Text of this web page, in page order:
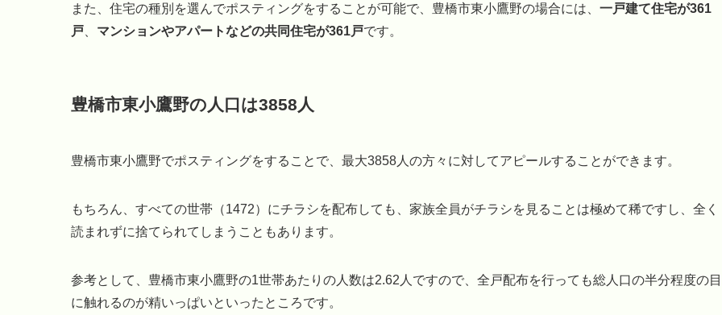
また、住宅の種別を選んでポスティングをすることが可能で、豊橋市東小鷹野の場合には、 一戸建て住宅が361
戸
マンションやアパートなどの共同住宅が361戸です。
豊橋市東小鷹野の人口は3858人
豊橋市東小鷹野でポスティングをすることで、最大3858人の方々に対してアピールすることができます。
もちろん、すべての世帯（1472）にチラシを配布しても、家族全員がチラシを見ることは極めて稀ですし、全く
読まれずに捨てられてしまうこともあります。
参考として、豊橋市東小鷹野の1世帯あたりの人数は2.62人ですので、全戸配布を行っても総人口の半分程度の目
に触れるのが精いっぱいといったところです。